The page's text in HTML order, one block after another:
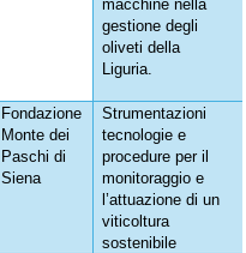
macchine nella
gestione degli
oliveti della
Liguria.
Fondazione
Monte dei
Paschi di
Siena
Strumentazioni
tecnologie e
procedure per il
monitoraggio e
l’attuazione di un
viticoltura
sostenibile